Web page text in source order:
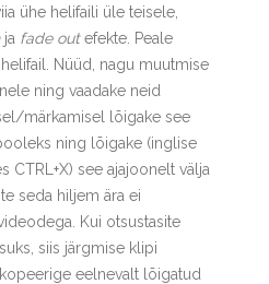
ühe helifaili üle teisele,
ja fade outefekte. Peale
Nüüd, nagu muutmise
ning vaadake neid
märkamisel lõigake see
ning lõigake (inglise
CTRL+X) see ajajoonelt välja
seda hiljem ära ei
Kui otsustasite
siis järgmise klipi
eelnevalt lõigatud